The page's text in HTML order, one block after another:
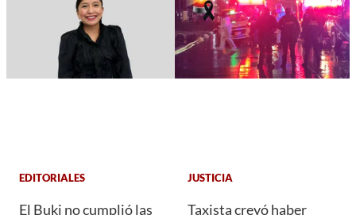
EDITORIALES
El Buki no cumplió las
JUSTICIA
Taxista creyó haber